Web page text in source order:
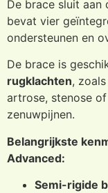
De brace sluit
bevat vier
ondersteunen en
De brace is
rugklachten,
artrose, stenose
zenuwpijnen.
Belangrijkste
Advanced:
Semi-rigide